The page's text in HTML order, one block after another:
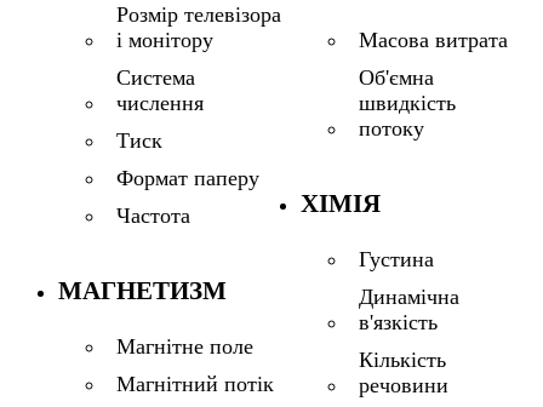
Розмір телевізора
і монітору
Система
числення
Тиск
Формат паперу
Частота
МАГНЕТИЗМ
Магнітне поле
Магнітний потік
Масова витрата
Об'ємна
швидкість
потоку
ХІМІЯ
Густина
Динамічна
в'язкість
Кількість
речовини